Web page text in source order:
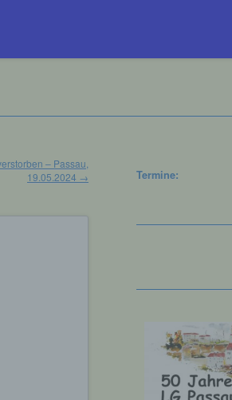
– Passau,
19.05.2024 → Termine: